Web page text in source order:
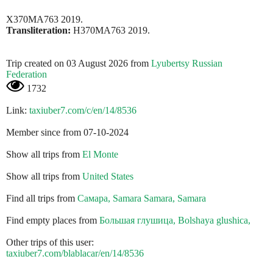
Х370МА763 2019.
Transliteration: H370MA763 2019.
Trip created on 03 August 2026 from Lyubertsy Russian
Federation
1732
Link: taxiuber7.com/c/en/14/8536
Member since from 07-10-2024
Show all trips from El Monte
Show all trips from United States
Find all trips from Самара, Samara Samara, Samara
Find empty places from Большая глушица, Bolshaya glushica,
Other trips of this user:
taxiuber7.com/blablacar/en/14/8536